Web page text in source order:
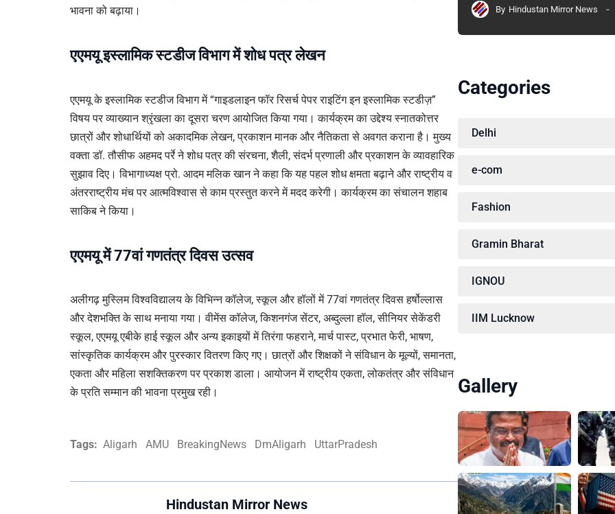
भावना को बढ़ाया।
एएमयू इस्लामिक स्टडीज विभाग में शोध पत्र लेखन
एएमयू के इस्लामिक स्टडीज विभाग में “गाइडलाइन फॉर रिसर्च पेपर राइटिंग इन इस्लामिक स्टडीज़”
विषय पर व्याख्यान श्रृंखला का दूसरा चरण आयोजित किया गया। कार्यक्रम का उद्देश्य स्नातकोत्तर
छात्रों और शोधार्थियों को अकादमिक लेखन, प्रकाशन मानक और नैतिकता से अवगत कराना है। मुख्य
वक्ता डॉ. तौसीफ अहमद पर्रे ने शोध पत्र की संरचना, शैली, संदर्भ प्रणाली और प्रकाशन के व्यावहारिक
सुझाव दिए। विभागाध्यक्ष प्रो. आदम मलिक खान ने कहा कि यह पहल शोध क्षमता बढ़ाने और राष्ट्रीय व
अंतरराष्ट्रीय मंच पर आत्मविश्वास से काम प्रस्तुत करने में मदद करेगी। कार्यक्रम का संचालन शहाब
साकिब ने किया।
एएमयू में 77वां गणतंत्र दिवस उत्सव
अलीगढ़ मुस्लिम विश्वविद्यालय के विभिन्न कॉलेज, स्कूल और हॉलों में 77वां गणतंत्र दिवस हर्षोल्लास
और देशभक्ति के साथ मनाया गया। वीमेंस कॉलेज, किशनगंज सेंटर, अब्दुल्ला हॉल, सीनियर सेकेंडरी
स्कूल, एएमयू एबीके हाई स्कूल और अन्य इकाइयों में तिरंगा फहराने, मार्च पास्ट, प्रभात फेरी, भाषण,
सांस्कृतिक कार्यक्रम और पुरस्कार वितरण किए गए। छात्रों और शिक्षकों ने संविधान के मूल्यों, समानता,
एकता और महिला सशक्तिकरण पर प्रकाश डाला। आयोजन में राष्ट्रीय एकता, लोकतंत्र और संविधान
के प्रति सम्मान की भावना प्रमुख रही।
Tags: Aligarh AMU BreakingNews DmAligarh UttarPradesh
Hindustan Mirror News
By Hindustan Mirror News
Categories
Delhi
e-com
Fashion
Gramin Bharat
IGNOU
IIM Lucknow
Gallery